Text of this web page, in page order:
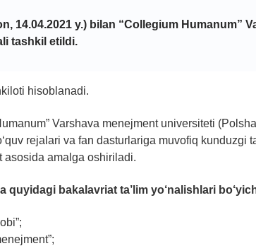
14.04.2021 y.) bilan “Collegium Humanum”
tashkil etildi.
hisoblanadi.
Varshava menejment universiteti
rejalari va fan dasturlariga muvofiq kunduzgi
asosida amalga oshiriladi.
quyidagi bakalavriat ta’lim yo‘nalishlari